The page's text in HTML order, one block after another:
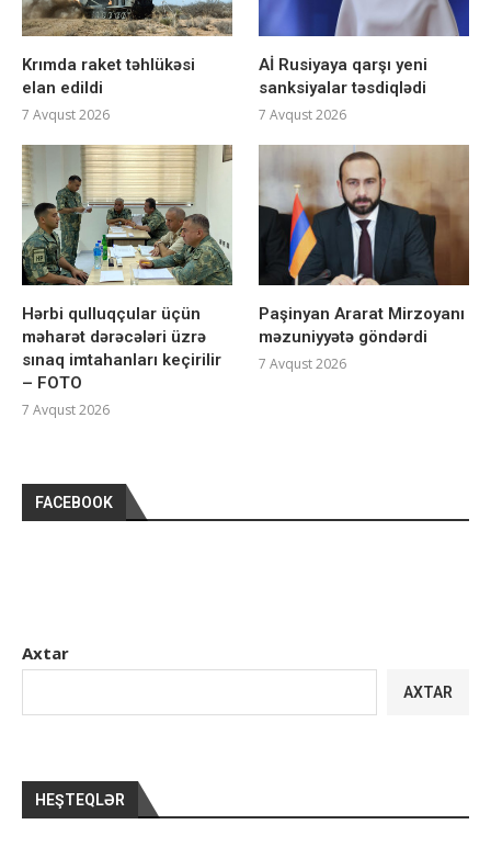
Krımda raket təhlükəsi
elan edildi
7 Avqust 2026
Aİ Rusiyaya qarşı yeni
sanksiyalar təsdiqlədi
7 Avqust 2026
Hərbi qulluqçular üçün
məharət dərəcələri üzrə
sınaq imtahanları keçirilir
– FOTO
7 Avqust 2026
Paşinyan Ararat Mirzoyanı
məzuniyyətə göndərdi
7 Avqust 2026
FACEBOOK
Axtar
AXTAR
HEŞTEQLƏR